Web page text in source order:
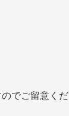
でご留意くだ